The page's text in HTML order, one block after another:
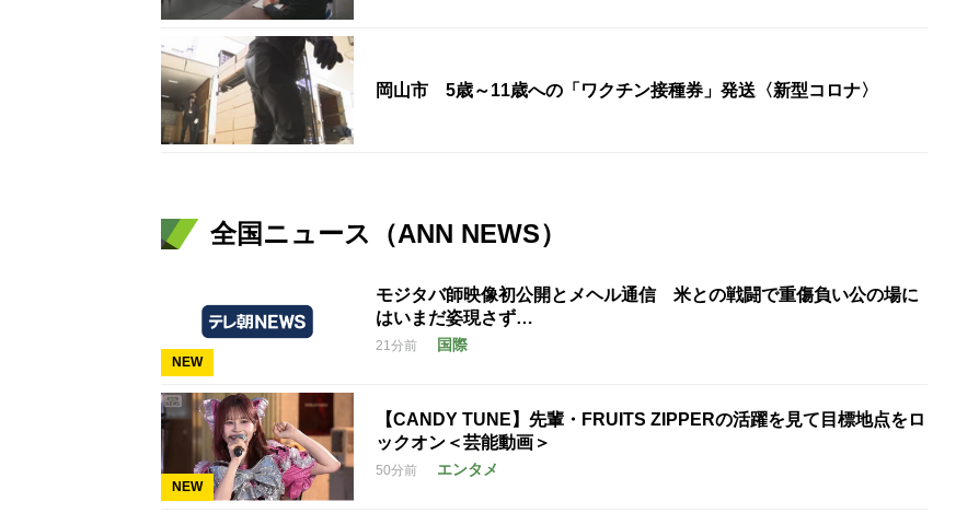
岡山市 5歳～11歳への「ワクチン接種券」発送〈新型コロナ〉
全国ニュース（ANN NEWS）
NEW
モジタバ師映像初公開とメヘル通信 米との戦闘で重傷負い公の場に
はいまだ姿現さず…
21分前 国際
NEW
【CANDY TUNE】先輩・FRUITS ZIPPERの活躍を見て目標地点をロ
ックオン＜芸能動画＞
50分前 エンタメ